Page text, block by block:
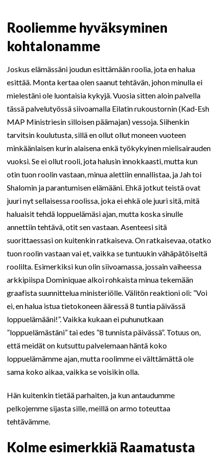
Rooliemme hyväksyminen
kohtalonamme
Joskus elämässäni joudun esittämään roolia, jota en halua
esittää. Monta kertaa olen saanut tehtävän, johon minulla ei
mielestäni ole luontaisia kykyjä. Vuosia sitten aloin palvella
tässä palvelutyössä siivoamalla Eilatin rukoustornin (Kad-Esh
MAP Ministriesin silloisen päämajan) vessoja. Siihenkin
tarvitsin koulutusta, sillä en ollut ollut moneen vuoteen
minkäänlaisen kurin alaisena enkä työkykyinen mielisairauden
vuoksi. Se ei ollut rooli, jota halusin innokkaasti, mutta kun
otin tuon roolin vastaan, minua alettiin ennallistaa, ja Jah toi
Shalomin ja parantumisen elämääni. Ehkä jotkut teistä ovat
juuri nyt sellaisessa roolissa, joka ei ehkä ole juuri sitä, mitä
haluaisit tehdä loppuelämäsi ajan, mutta koska sinulle
annettiin tehtävä, otit sen vastaan. Asenteesi sitä
suorittaessasi on kuitenkin ratkaiseva. On ratkaisevaa, otatko
tuon roolin vastaan vai et, vaikka se tuntuukin vähäpätöiseltä
roolilta. Esimerkiksi kun olin siivoamassa, jossain vaiheessa
arkkipiispa Dominiquae alkoi rohkaista minua tekemään
graafista suunnittelua ministeriölle. Välitön reaktioni oli: ”Voi
ei, en halua istua tietokoneen ääressä 8 tuntia päivässä
loppuelämääni!”. Vaikka kukaan ei puhunutkaan
”loppuelämästäni” tai edes ”8 tunnista päivässä”. Totuus on,
että meidät on kutsuttu palvelemaan häntä koko
loppuelämämme ajan, mutta roolimme ei välttämättä ole
sama koko aikaa, vaikka se voisikin olla.
Hän kuitenkin tietää parhaiten, ja kun antaudumme
pelkojemme sijasta sille, meillä on armo toteuttaa
tehtävämme.
Kolme esimerkkiä Raamatusta